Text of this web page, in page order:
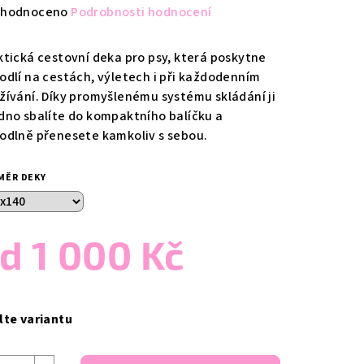
Podrobnosti hodnocení
cestovní deka pro psy, která poskytne
na cestách, výletech i při každodenním
Díky promyšlenému systému skládání ji
sbalíte do kompaktního balíčku a
přenesete kamkoliv s sebou.
DEKY
1 000 Kč
variantu